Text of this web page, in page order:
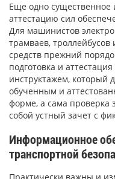
Еще одно существенное
аттестацию сил
Для машинистов
трамваев, троллейбусов
средств прежний
подготовка и
инструктажем, который
обученным и
форме, а сама проверка
собой устный зачет с
Информационное
транспортной
Практически важны и